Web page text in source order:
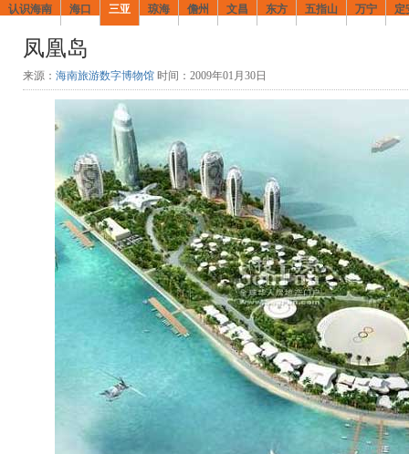
认识海南 海口 三亚 琼海 儋州 文昌 东方 五指山 万宁 定
景点 好吃好喝
凤凰岛
来源： 海南旅游数字博物馆时间：2009年01月30日